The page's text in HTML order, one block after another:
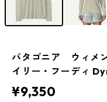
パタゴニア ウィメ
イリー・フーディ
¥9,350